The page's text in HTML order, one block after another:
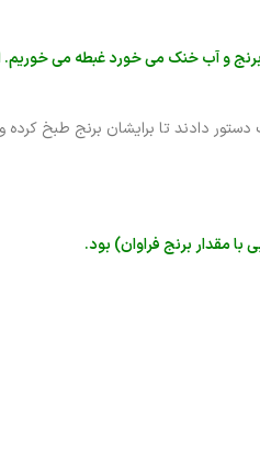
و آب خنک می خورد غبطه می خوریم.
دادند تا برایشان برنج طبخ کرده
با مقدار برنج فراوان) بود.